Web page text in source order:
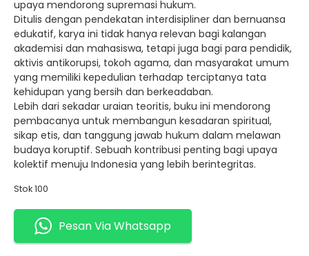
upaya mendorong supremasi hukum.
Ditulis dengan pendekatan interdisipliner dan bernuansa
edukatif, karya ini tidak hanya relevan bagi kalangan
akademisi dan mahasiswa, tetapi juga bagi para pendidik,
aktivis antikorupsi, tokoh agama, dan masyarakat umum
yang memiliki kepedulian terhadap terciptanya tata
kehidupan yang bersih dan berkeadaban.
Lebih dari sekadar uraian teoritis, buku ini mendorong
pembacanya untuk membangun kesadaran spiritual,
sikap etis, dan tanggung jawab hukum dalam melawan
budaya koruptif. Sebuah kontribusi penting bagi upaya
kolektif menuju Indonesia yang lebih berintegritas.
Stok 100
Pesan Via Whatsapp